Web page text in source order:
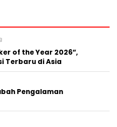
of the Year 2026”,
Terbaru di Asia
Pengalaman